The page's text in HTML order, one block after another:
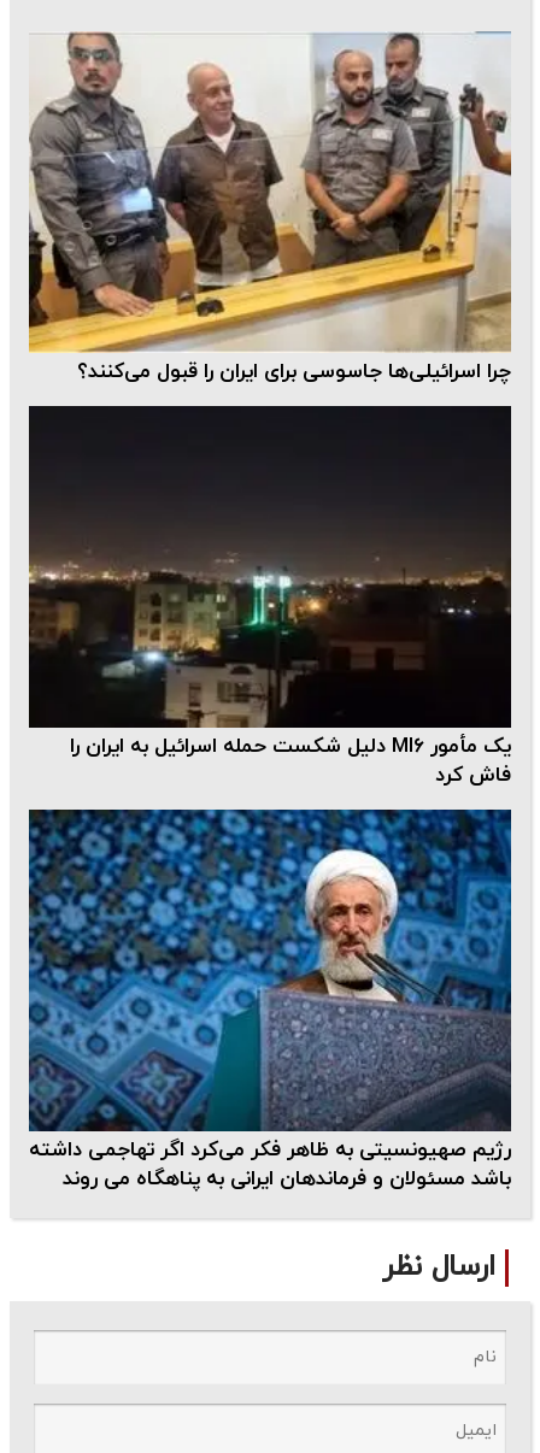
چرا اسرائیلی‌ها جاسوسی برای ایران را قبول می‌کنند؟
یک مأمور MI۶ دلیل شکست حمله اسرائیل به ایران را
فاش کرد
رژیم صهیونسیتی به ظاهر فکر می‌کرد اگر تهاجمی داشته
باشد مسئولان و فرماندهان ایرانی به پناهگاه می روند
ارسال نظر